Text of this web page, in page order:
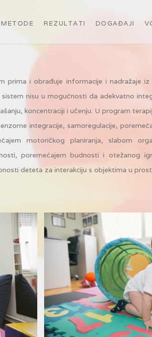
REZULTATI DOGAĐAJI
prima i obrađuje informacije i nadražaje
nisu u mogućnosti da adekvatno
koncentraciji i učenju. U program
integracije, samoregulacije,
motoričkog planiranja, slabom
poremećajem budnosti i otežanog
deteta za interakciju s objektima u